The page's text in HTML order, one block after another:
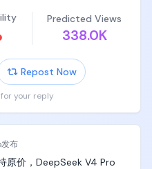
的，尤其是平时 API 调得多
Key、今日请求、Token 用
分。
Predicted Views
338.0K
Repost Now
your reply
发布
原价，DeepSeek V4 Pro